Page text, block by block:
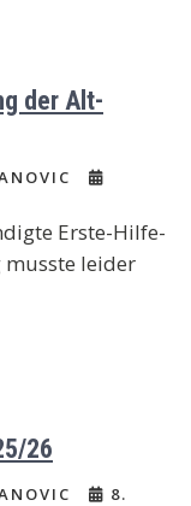
der Alt-
Erste-Hilfe-
leider
26
8.